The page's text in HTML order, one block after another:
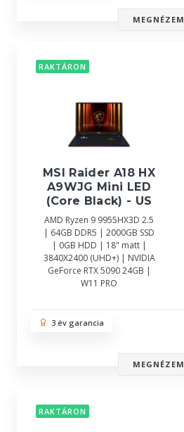
MEGNÉZEM
RAKTÁRON
MSI Raider A18 HX
A9WJG Mini LED
(Core Black) - US
AMD Ryzen 9 9955HX3D 2.5
| 64GB DDR5 | 2000GB SSD
| 0GB HDD | 18" matt |
3840X2400 (UHD+) | NVIDIA
GeForce RTX 5090 24GB |
W11 PRO
3 év garancia
MEGNÉZEM
RAKTÁRON